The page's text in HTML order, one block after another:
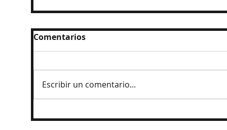
Comentarios
Escribir un comentario...